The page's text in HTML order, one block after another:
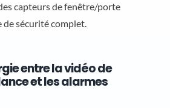
capteurs de fenêtre/porte
de sécurité complet.
entre la vidéo de
et les alarmes